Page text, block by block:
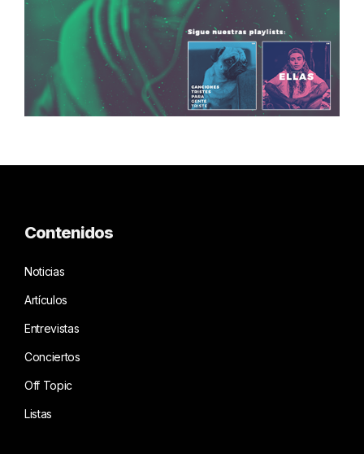
Contenidos
Noticias
Artículos
Entrevistas
Conciertos
Off Topic
Listas